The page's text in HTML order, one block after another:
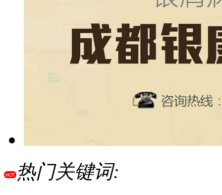
热门关键词: